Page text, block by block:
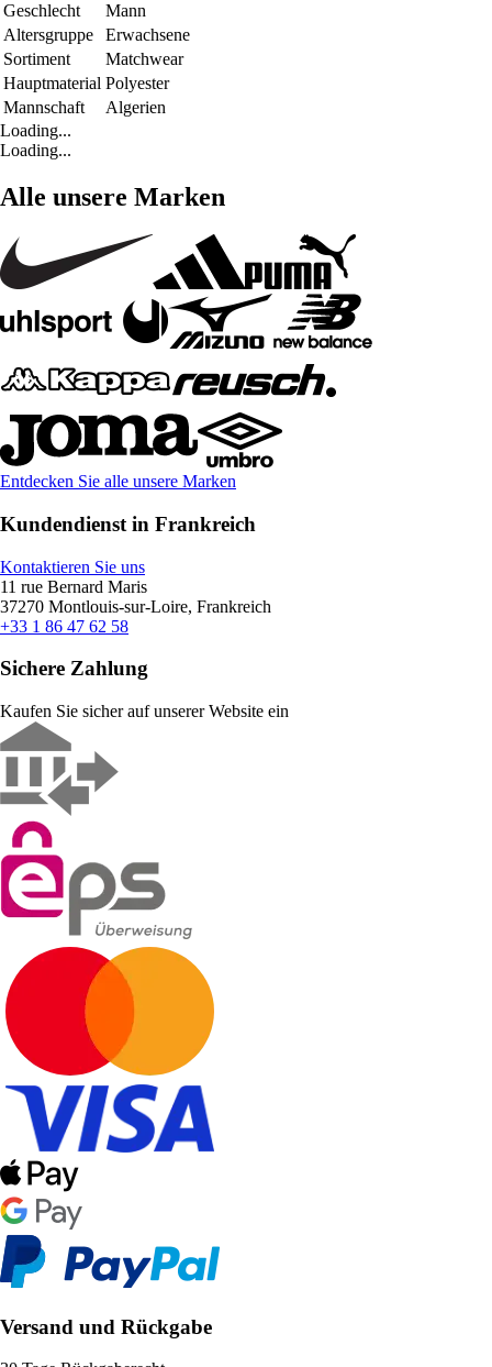
Geschlecht
Mann
Altersgruppe
Erwachsene
Sortiment
Matchwear
Hauptmaterial Polyester
Mannschaft
Algerien
Loading...
Loading...
Alle unsere Marken
Entdecken Sie alle unsere Marken
Kundendienst in Frankreich
Kontaktieren Sie uns
11 rue Bernard Maris
37270 Montlouis-sur-Loire, Frankreich
+33 1 86 47 62 58
Sichere Zahlung
Kaufen Sie sicher auf unserer Website ein
Versand und Rückgabe